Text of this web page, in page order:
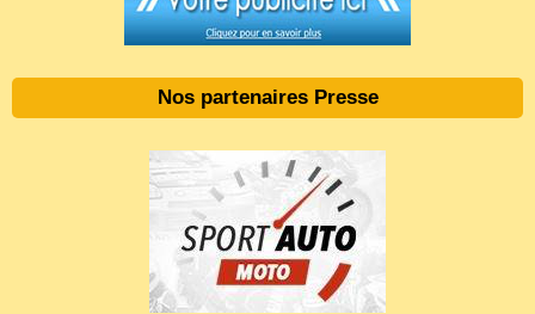
Nos partenaires Presse